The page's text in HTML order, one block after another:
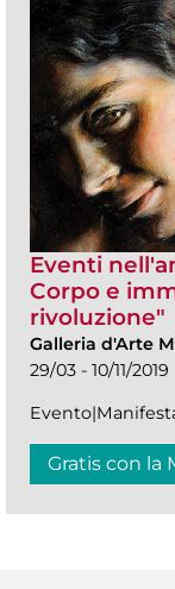
Eventi
Corpo e
rivoluzione"
Galleria d'Arte
29/03 - 10/11/2019
Gratis con la